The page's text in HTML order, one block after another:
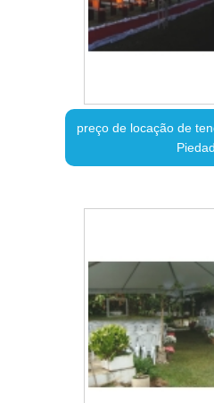
preço de locação de